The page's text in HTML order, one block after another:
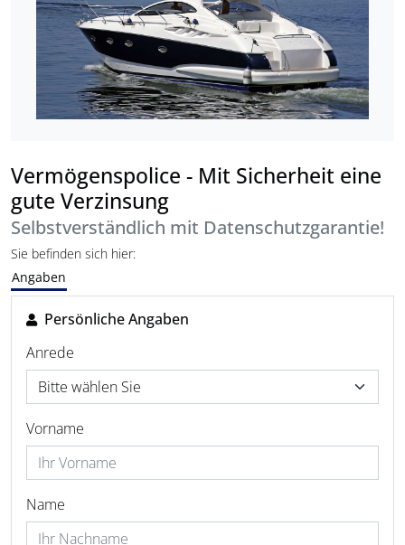
Vermögenspolice - Mit Sicherheit eine
gute Verzinsung
Selbstverständlich mit Datenschutzgarantie!
Sie befinden sich hier:
Angaben
Persönliche Angaben
Anrede
Vorname
Name